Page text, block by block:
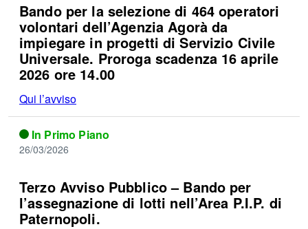
Bando per la selezione di 464 operatori
volontari dell’Agenzia Agorà da
impiegare in progetti di Servizio Civile
Universale. Proroga scadenza 16 aprile
2026 ore 14.00
Qui l’avviso
In Primo Piano
26/03/2026
Terzo Avviso Pubblico – Bando per
l’assegnazione di lotti nell’Area P.I.P. di
Paternopoli.